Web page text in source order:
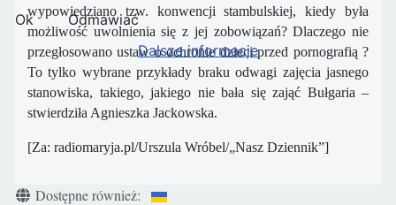
wypowiedziano tzw. konwencji stambulskiej, kiedy była
możliwość uwolnienia się z jej zobowiązań? Dlaczego nie
przegłosowano ustaw o ochronie dzieci przed pornografią ?
To tylko wybrane przykłady braku odwagi zajęcia jasnego
stanowiska, takiego, jakiego nie bała się zająć Bułgaria –
stwierdziła Agnieszka Jackowska.
[Za: radiomaryja.pl/Urszula Wróbel/„Nasz Dziennik”]
Szczegóły
Dostępne również:
Ok
Odmawiać
Dalsze informacje